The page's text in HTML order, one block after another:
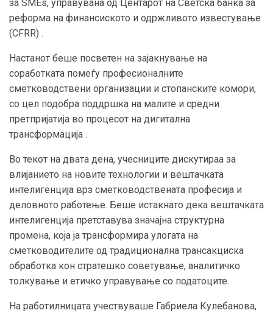
за SMEs, управувана од Центарот на Светска банка за
реформа на финансиското и одржливото известување
(CFRR) .
Настанот беше посветен на зајакнување на
соработката помеѓу професионалните
сметководствени организации и стопанските комори,
со цел подобра поддршка на малите и средни
претпријатија во процесот на дигитална
трансформација .
Во текот на двата дена, учесниците дискутираа за
влијанието на новите технологии и вештачката
интелигенција врз сметководствената професија и
деловното работење. Беше истакнато дека вештачката
интелигенција претставува значајна структурна
промена, која ја трансформира улогата на
сметководителите од традиционална трансакциска
обработка кон стратешко советување, аналитичко
толкување и етичко управување со податоците.
На работилницата учествуваше Габриела Кулебанова,